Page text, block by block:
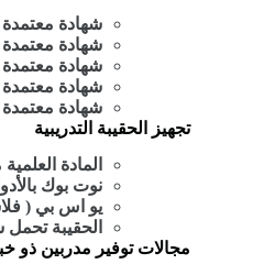
شهادة
شهادة
شهادة
شهادة معتمدة
شهادة معتمدة
تجهيز الحقيبة التدريبية
المادة
نوت بوك
يو اس بي (
الحقيبة
مجالات توفير مدربين ذو